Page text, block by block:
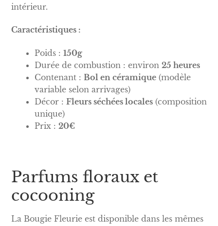
intérieur.
Caractéristiques :
Poids : 150g
Durée de combustion : environ 25 heures
Contenant : Bol en céramique(modèle
variable selon arrivages)
Décor : Fleurs séchées locales(composition
unique)
Prix : 20€
Parfums floraux et
cocooning
La Bougie Fleurie est disponible dans les mêmes